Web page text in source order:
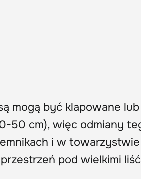
mogą być klapowane
50 cm), więc odmiany
i w
pod wielkimi